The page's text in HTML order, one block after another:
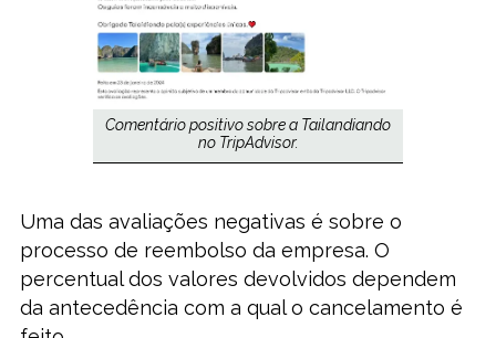
Comentário positivo sobre a Tailandiando
no TripAdvisor.
Uma das avaliações negativas é sobre o
processo de reembolso da empresa. O
percentual dos valores devolvidos dependem
da antecedência com a qual o cancelamento é